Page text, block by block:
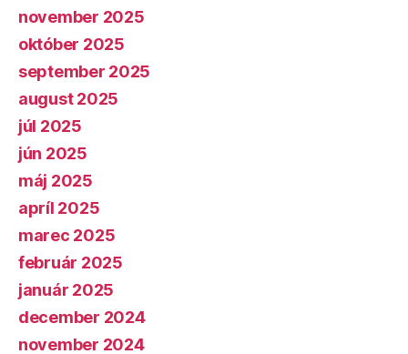
november 2025
október 2025
september 2025
august 2025
júl 2025
jún 2025
máj 2025
apríl 2025
marec 2025
február 2025
január 2025
december 2024
november 2024